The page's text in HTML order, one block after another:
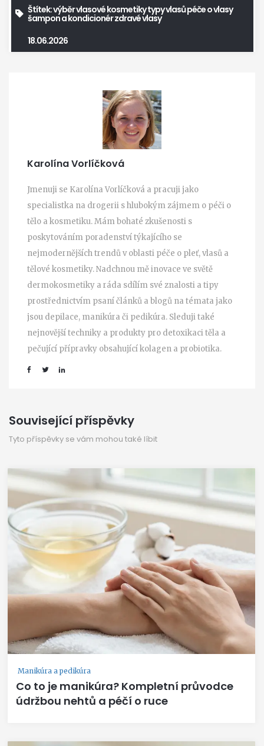
Štítek:výběr vlasové kosmetikytypy vlasůpéče o vlasy
šampon a kondicionérzdravé vlasy
18.06.2026
Karolína Vorlíčková
Jmenuji se Karolína Vorlíčková a pracuji jako
specialistka na drogerii s hlubokým zájmem o péči o
tělo a kosmetiku. Mám bohaté zkušenosti s
poskytováním poradenství týkajícího se
nejmodernějších trendů v oblasti péče o pleť, vlasů a
tělové kosmetiky. Nadchnou mě inovace ve světě
dermokosmetiky a ráda sdílím své znalosti a tipy
prostřednictvím psaní článků a blogů na témata jako
jsou depilace, manikúra či pedikúra. Sleduji také
nejnovější techniky a produkty pro detoxikaci těla a
pečující přípravky obsahující kolagen a probiotika.
Související příspěvky
Tyto příspěvky se vám mohou také líbit
Manikúra a pedikúra
Co to je manikúra? Kompletní průvodce
údržbou nehtů a péčí o ruce